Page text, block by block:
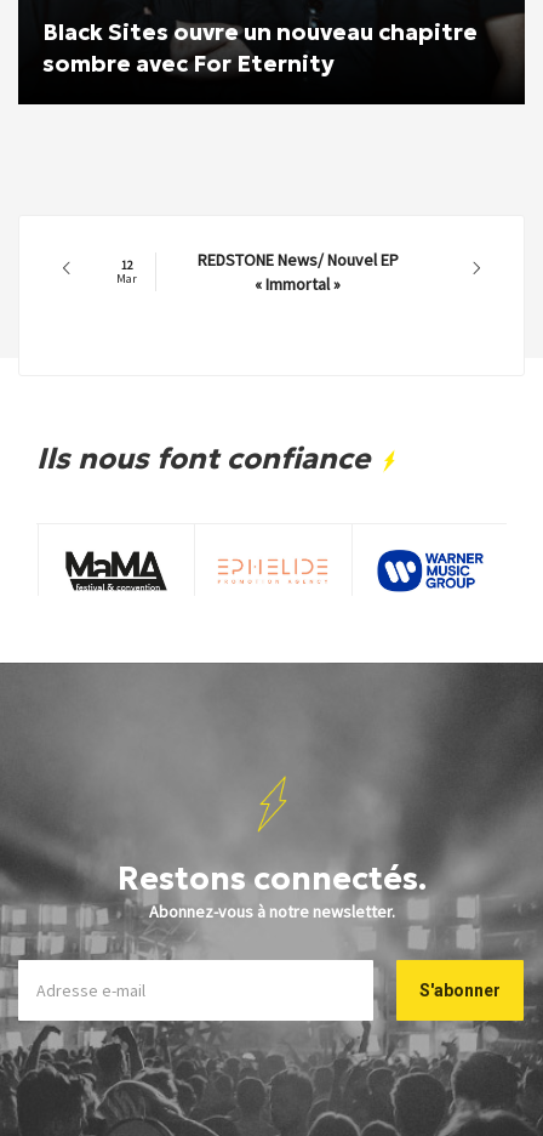
Black Sites ouvre un nouveau chapitre
sombre avec For Eternity
12
Mar
REDSTONE News/ Nouvel EP
« Immortal »
Ils nous font confiance
Restons connectés.
Abonnez-vous à notre newsletter.